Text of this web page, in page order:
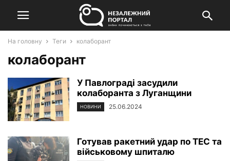
На головну Теги колаборант
колаборант
У Павлограді засудили
колаборанта з Луганщини
НОВИНИ 25.06.2024
Готував ракетний удар по ТЕС та
військовому шпиталю